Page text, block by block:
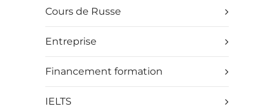
Cours de Russe
Entreprise
Financement formation
IELTS